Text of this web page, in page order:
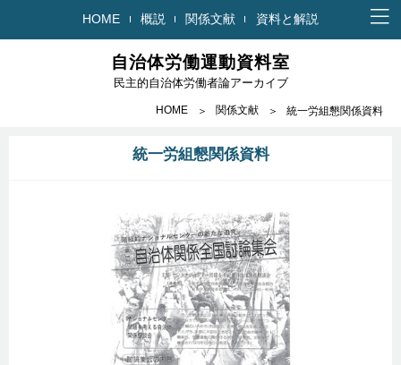
HOME 概説 関係文献 資料と解説
自治体労働運動資料室
民主的自治体労働者論アーカイブ
HOME 関係文献 統一労組懇関係資料
統一労組懇関係資料